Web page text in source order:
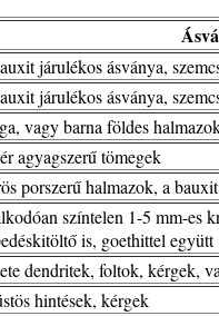
járulékos ásványa,
járulékos ásványa,
vagy barna földes
agyagszerű tömegek
porszerű halmazok, a
színtelen 1-5 mm-es
is, goethittel együtt
dendritek, foltok, kérgek,
hintések, kérgek